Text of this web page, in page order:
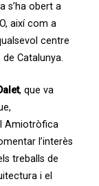
s’ha obert a
així com a
centre
Catalunya.
, que va
Amiotròfica
l’interès
treballs de
i el